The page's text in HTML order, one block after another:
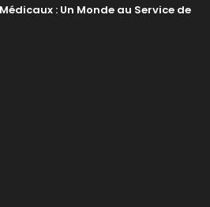
: Un Monde au Service de